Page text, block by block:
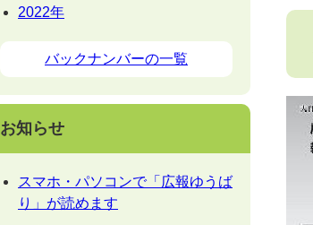
2022年
バックナンバーの一覧
お知らせ
スマホ・パソコンで「広報ゆうば
り」が読めます